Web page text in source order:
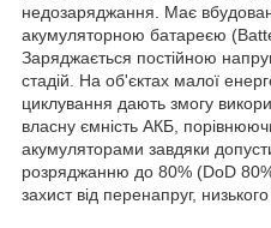
недозаряджання. Має
акумуляторною батареєю
Заряджається постійною
стадій. На об'єктах малої
циклування дають змогу
власну ємність АКБ,
акумуляторами завдяки
розряджанню до 80% (DoD
захист від перенапруг,